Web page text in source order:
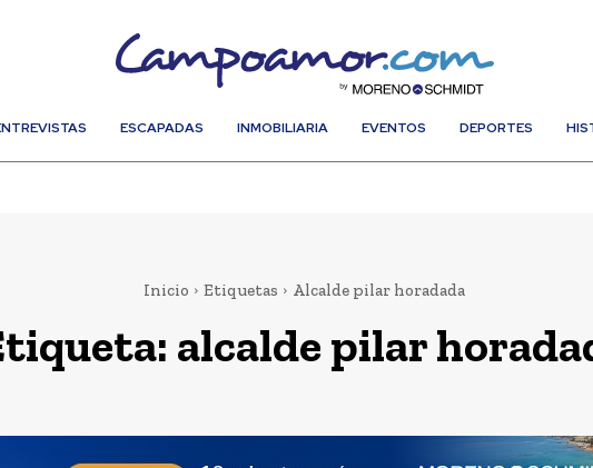
ESCAPADAS INMOBILIARIA EVENTOS DEPORTES
Inicio Etiquetas Alcalde pilar horadada
alcalde pilar